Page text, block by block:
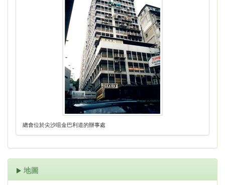
總會位於尖沙咀金巴利道的辦事處
地圖